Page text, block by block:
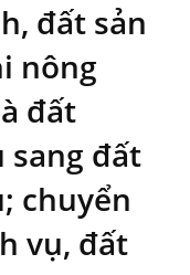
đất sản
nông
đất
sang đất
chuyển
vụ, đất